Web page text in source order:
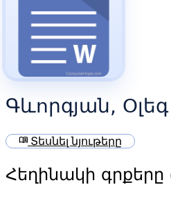
Գևորգյան,
menu_book Տեսնել նյութերը
Հեղինակի գրքերը